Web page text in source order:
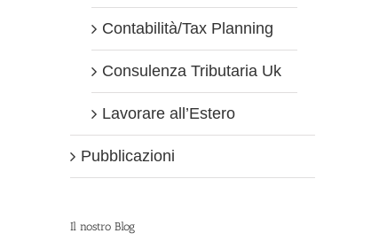
Contabilità/Tax Planning
Consulenza Tributaria Uk
Lavorare all’Estero
Pubblicazioni
Il nostro Blog